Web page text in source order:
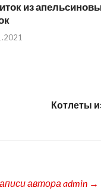
из
Котлеты
автора admin →